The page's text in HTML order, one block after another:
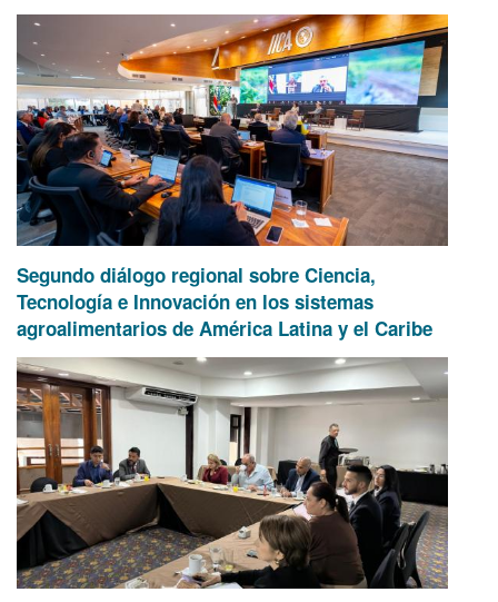
Segundo diálogo regional sobre Ciencia,
Tecnología e Innovación en los sistemas
agroalimentarios de América Latina y el Caribe